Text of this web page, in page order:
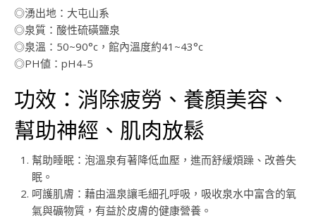
◎湧出地：大屯山系
◎泉質：酸性硫磺鹽泉
◎泉溫：50~90°c，館內溫度約41~43°c
◎PH値：pH4-5
功效：消除疲勞、養顏美容、
幫助神經、肌肉放鬆
幫助睡眠：泡溫泉有著降低血壓，進而舒緩煩躁、改善失
眠。
呵護肌膚：藉由溫泉讓毛細孔呼吸，吸收泉水中富含的氧
氣與礦物質，有益於皮膚的健康營養。